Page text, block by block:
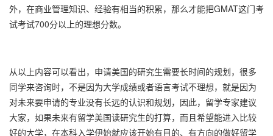
外，在商业管理知识、经验有相当的积累，那么才能把GMAT这门考
试考试700分以上的理想分数。
从以上内容可以看出，申请美国的研究生需要长时间的规划，很多
同学来咨询时，不是因为大学成绩或者语言考试不理想，就是因为
对未来要申请的专业没有长远的认识和规划，因此，留学专家建议
大家，如果未来有留学美国读研究生的打算，而且希望能进入比较
好的大学，在本科入学伊始就应该开始有目的、有方向的做好留学